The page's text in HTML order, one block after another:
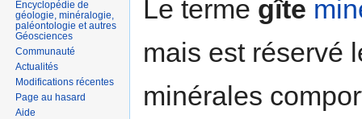
Le terme gîte
mais est réservé
minérales
Encyclopédie de
géologie, minéralogie,
paléontologie et autres
Géosciences
Communauté
Actualités
Modifications récentes
Page au hasard
Aide